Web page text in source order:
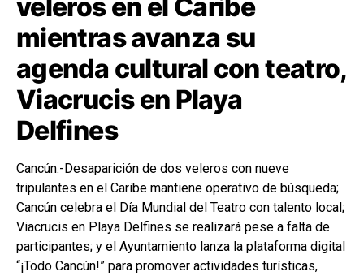
veleros en el Caribe
mientras avanza su
agenda cultural con teatro,
Viacrucis en Playa
Delfines
Cancún.-Desaparición de dos veleros con nueve
tripulantes en el Caribe mantiene operativo de búsqueda;
Cancún celebra el Día Mundial del Teatro con talento local;
Viacrucis en Playa Delfines se realizará pese a falta de
participantes; y el Ayuntamiento lanza la plataforma digital
“¡Todo Cancún!” para promover actividades turísticas,